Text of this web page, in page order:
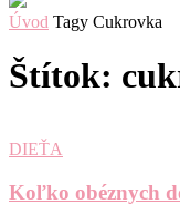
Úvod Tagy Cukrovka
Štítok:
DIEŤA
Koľko obéznych